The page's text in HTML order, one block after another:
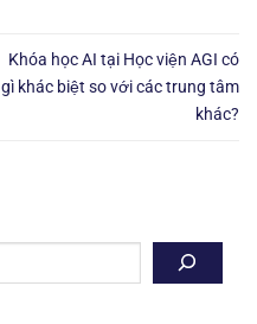
Khóa học AI tại Học viện AGI có
gì khác biệt so với các trung tâm
khác?